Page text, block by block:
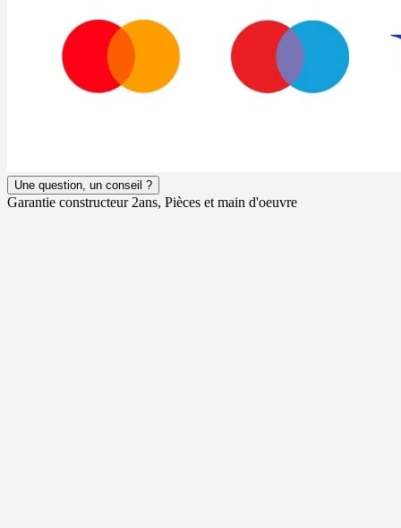
Une question, un conseil ?
Garantie constructeur 2ans, Pièces et main d'oeuvre